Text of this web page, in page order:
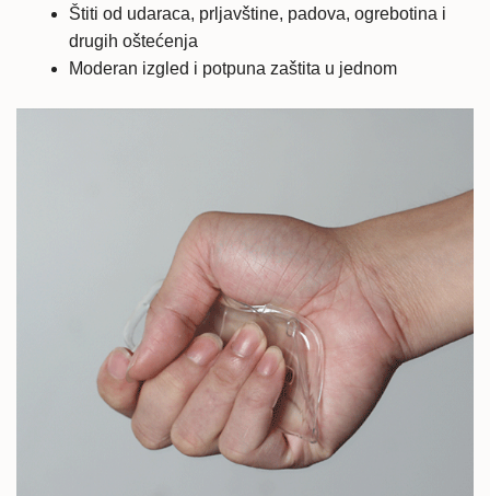
Štiti od udaraca, prljavštine, padova, ogrebotina i
drugih oštećenja
Moderan izgled i potpuna zaštita u jednom